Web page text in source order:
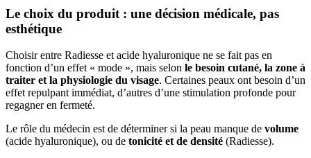
Le choix du produit : une décision médicale, pas
esthétique
Choisir entre Radiesse et acide hyaluronique ne se fait pas en
fonction d’un effet « mode », mais selon le besoin cutané, la zone à
traiter et la physiologie du visage. Certaines peaux ont besoin d’un
effet repulpant immédiat, d’autres d’une stimulation profonde pour
regagner en fermeté.
Le rôle du médecin est de déterminer si la peau manque de volume
(acide hyaluronique), ou de tonicité et de densité (Radiesse).